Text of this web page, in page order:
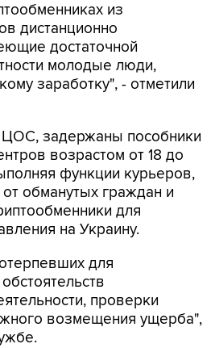
из
дистанционно
достаточной
молодые люди,
заработку", - отметили
задержаны пособники
возрастом от 18 до
функции курьеров,
обманутых граждан и
для
на Украину.
для
проверки
возмещения ущерба",